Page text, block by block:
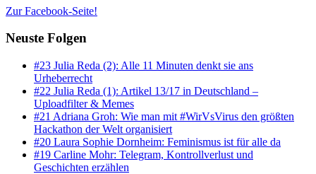
Zur Facebook-Seite!
Neuste Folgen
#23 Julia Reda (2): Alle 11 Minuten denkt sie ans
Urheberrecht
#22 Julia Reda (1): Artikel 13/17 in Deutschland –
Uploadfilter & Memes
#21 Adriana Groh: Wie man mit #WirVsVirus den größten
Hackathon der Welt organisiert
#20 Laura Sophie Dornheim: Feminismus ist für alle da
#19 Carline Mohr: Telegram, Kontrollverlust und
Geschichten erzählen